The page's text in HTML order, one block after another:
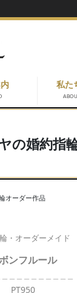
私た
の婚約指
オーダー作品
・オーダーメイド
ンフルール
PT950